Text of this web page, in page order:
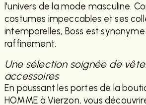
l'univers de la mode masculine.
costumes impeccables et ses
intemporelles, Boss est
raffinement.
Une sélection soignée de
accessoires
En poussant les portes de la
HOMME à Vierzon, vous